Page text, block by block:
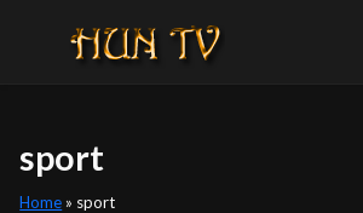
sport
Home » sport